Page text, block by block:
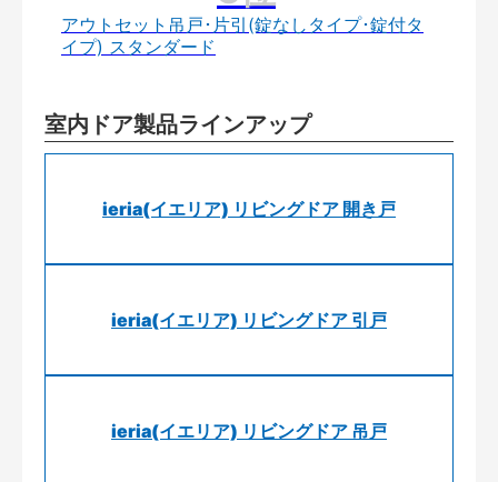
アウトセット吊戸･片引(錠なしタイプ･錠付タ
イプ) スタンダード
室内ドア製品ラインアップ
ieria(イエリア) リビングドア 開き戸
ieria(イエリア) リビングドア 引戸
ieria(イエリア) リビングドア 吊戸